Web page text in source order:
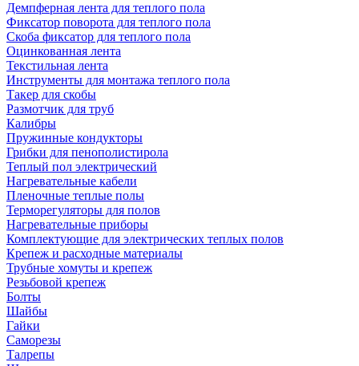
Демпферная лента для теплого пола
Фиксатор поворота для теплого пола
Скоба фиксатор для теплого пола
Оцинкованная лента
Текстильная лента
Инструменты для монтажа теплого пола
Такер для скобы
Размотчик для труб
Калибры
Пружинные кондукторы
Грибки для пенополистирола
Теплый пол электрический
Нагревательные кабели
Пленочные теплые полы
Терморегуляторы для полов
Нагревательные приборы
Комплектующие для электрических теплых полов
Крепеж и расходные материалы
Трубные хомуты и крепеж
Резьбовой крепеж
Болты
Шайбы
Гайки
Саморезы
Талрепы